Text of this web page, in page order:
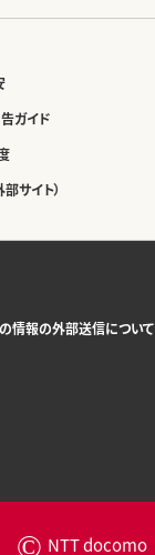
ガイド
サイト）
情報の外部送信について
© NTT docomo